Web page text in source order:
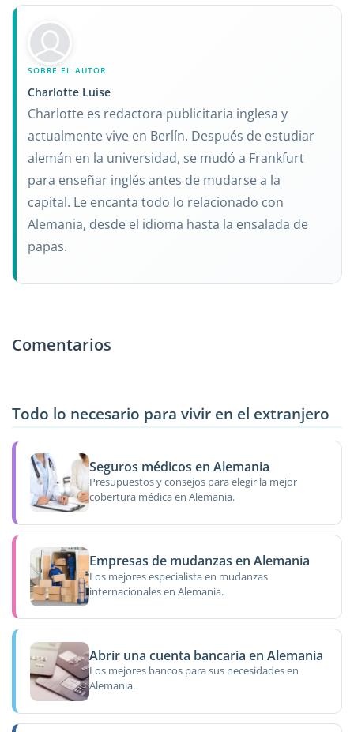
SOBRE EL AUTOR
Charlotte Luise
Charlotte es redactora publicitaria inglesa y
actualmente vive en Berlín. Después de estudiar
alemán en la universidad, se mudó a Frankfurt
para enseñar inglés antes de mudarse a la
capital. Le encanta todo lo relacionado con
Alemania, desde el idioma hasta la ensalada de
papas.
Comentarios
Todo lo necesario para vivir en el extranjero
Seguros médicos en Alemania
Presupuestos y consejos para elegir la mejor
cobertura médica en Alemania.
Empresas de mudanzas en Alemania
Los mejores especialista en mudanzas
internacionales en Alemania.
Abrir una cuenta bancaria en Alemania
Los mejores bancos para sus necesidades en
Alemania.